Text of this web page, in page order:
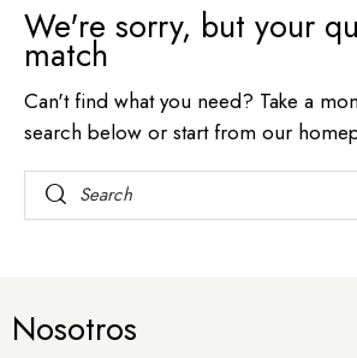
We're sorry, but your
match
Can't find what you need? Take a
search below or start from our
Nosotros